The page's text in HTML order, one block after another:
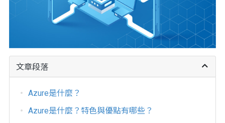
文章段落
Azure是什麼？
Azure是什麼？特色與優點有哪些？